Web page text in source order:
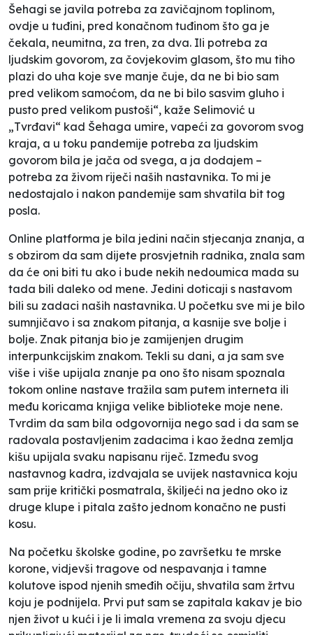
Šehagi se javila potreba za zavičajnom toplinom,
ovdje u tuđini, pred konačnom tuđinom što ga je
čekala, neumitna, za tren, za dva. Ili potreba za
ljudskim govorom, za čovjekovim glasom, što mu tiho
plazi do uha koje sve manje čuje, da ne bi bio sam
pred velikom samoćom, da ne bi bilo sasvim gluho i
pusto pred velikom pustoši“, kaže Selimović u
„Tvrđavi“ kad Šehaga umire, vapeći za govorom svog
kraja, a u toku pandemije potreba za ljudskim
govorom bila je jača od svega, a ja dodajem –
potreba za živom riječi naših nastavnika. To mi je
nedostajalo i nakon pandemije sam shvatila bit tog
posla.
Online platforma je bila jedini način stjecanja znanja, a
s obzirom da sam dijete prosvjetnih radnika, znala sam
da će oni biti tu ako i bude nekih nedoumica mada su
tada bili daleko od mene. Jedini doticaji s nastavom
bili su zadaci naših nastavnika. U početku sve mi je bilo
sumnjičavo i sa znakom pitanja, a kasnije sve bolje i
bolje. Znak pitanja bio je zamijenjen drugim
interpunkcijskim znakom. Tekli su dani, a ja sam sve
više i više upijala znanje pa ono što nisam spoznala
tokom online nastave tražila sam putem interneta ili
među koricama knjiga velike biblioteke moje nene.
Tvrdim da sam bila odgovornija nego sad i da sam se
radovala postavljenim zadacima i kao žedna zemlja
kišu upijala svaku napisanu riječ. Između svog
nastavnog kadra, izdvajala se uvijek nastavnica koju
sam prije kritički posmatrala, škiljeći na jedno oko iz
druge klupe i pitala zašto jednom konačno ne pusti
kosu.
Na početku školske godine, po završetku te mrske
korone, vidjevši tragove od nespavanja i tamne
kolutove ispod njenih smeđih očiju, shvatila sam žrtvu
koju je podnijela. Prvi put sam se zapitala kakav je bio
njen život u kući i je li imala vremena za svoju djecu